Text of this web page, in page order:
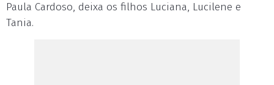
Paula Cardoso, deixa os filhos Luciana, Lucilene e
Tania.